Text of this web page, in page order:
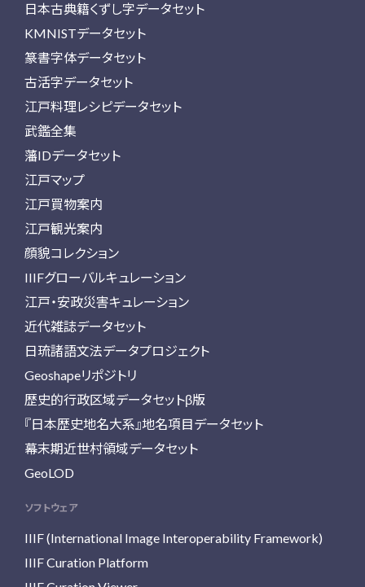
日本古典籍くずし字データセット
KMNISTデータセット
篆書字体データセット
古活字データセット
江戸料理レシピデータセット
武鑑全集
藩IDデータセット
江戸マップ
江戸買物案内
江戸観光案内
顔貌コレクション
IIIFグローバルキュレーション
江戸・安政災害キュレーション
近代雑誌データセット
日琉諸語文法データプロジェクト
Geoshapeリポジトリ
歴史的行政区域データセットβ版
『日本歴史地名大系』地名項目データセット
幕末期近世村領域データセット
GeoLOD
ソフトウェア
IIIF (International Image Interoperability Framework)
IIIF Curation Platform